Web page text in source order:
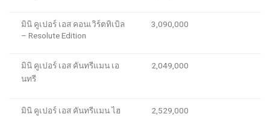
มินิ คูเปอร์ เอส คอนเวิร์ตทิเบิล
– Resolute Edition
3,090,000
มินิ คูเปอร์ เอส คันทรีแมน เอ
นทรี
2,049,000
มินิ คูเปอร์ เอส คันทรีแมน ไฮ
2,529,000